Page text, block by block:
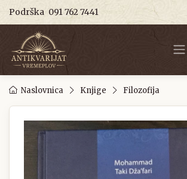
Podrška 091 762 7441
Naslovnica Knjige Filozofija